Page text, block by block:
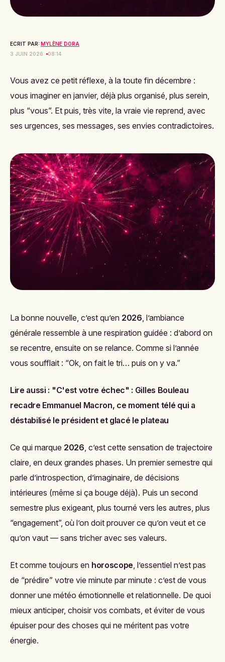
ECRIT PAR: MYLÈNE DORA
3 JUIN 2026
08:14
Vous avez ce petit réflexe, à la toute fin décembre :
vous imaginer en janvier, déjà plus organisé, plus serein,
plus “vous”. Et puis, très vite, la vraie vie reprend, avec
ses urgences, ses messages, ses envies contradictoires.
La bonne nouvelle, c’est qu’en 2026, l’ambiance
générale ressemble à une respiration guidée : d’abord on
se recentre, ensuite on se relance. Comme si l’année
vous soufflait : “Ok, on fait le tri… puis on y va.”
Lire aussi : "C'est votre échec" : Gilles Bouleau
recadre Emmanuel Macron, ce moment télé qui a
déstabilisé le président et glacé le plateau
Ce qui marque 2026, c’est cette sensation de trajectoire
claire, en deux grandes phases. Un premier semestre qui
parle d’introspection, d’imaginaire, de décisions
intérieures (même si ça bouge déjà). Puis un second
semestre plus exigeant, plus tourné vers les autres, plus
“engagement”, où l’on doit prouver ce qu’on veut et ce
qu’on vaut — sans tricher avec ses valeurs.
Et comme toujours en horoscope, l’essentiel n’est pas
de “prédire” votre vie minute par minute : c’est de vous
donner une météo émotionnelle et relationnelle. De quoi
mieux anticiper, choisir vos combats, et éviter de vous
épuiser pour des choses qui ne méritent pas votre
énergie.